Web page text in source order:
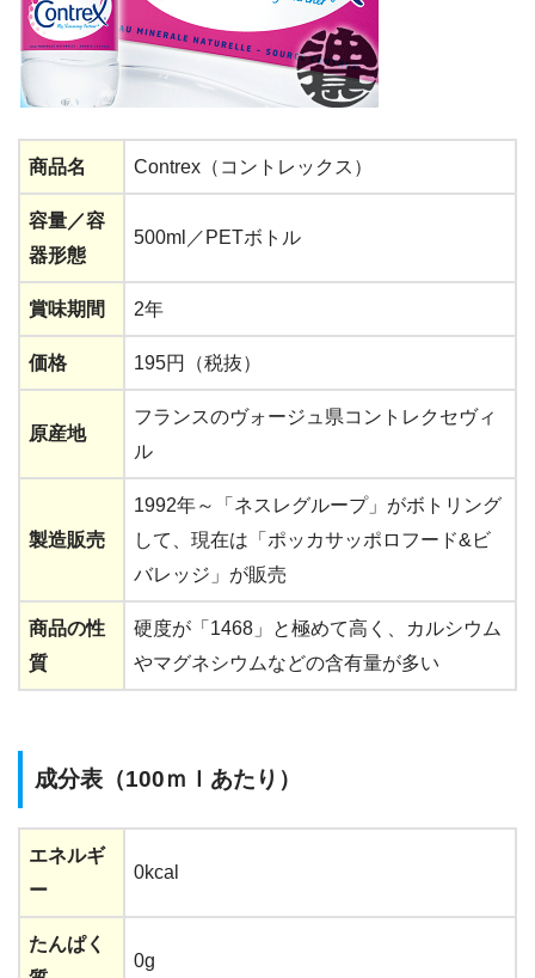
商品名 Contrex（コントレックス）
容量／容
器形態
500ml／PETボトル
賞味期間 2年
価格 195円（税抜）
原産地
フランスのヴォージュ県コントレクセヴィ
ル
製造販売
1992年～「ネスレグループ」がボトリング
して、現在は「ポッカサッポロフード&ビ
バレッジ」が販売
商品の性
質
硬度が「1468」と極めて高く、カルシウム
やマグネシウムなどの含有量が多い
成分表（100ｍｌあたり）
エネルギ
ー
0kcal
たんぱく
0g